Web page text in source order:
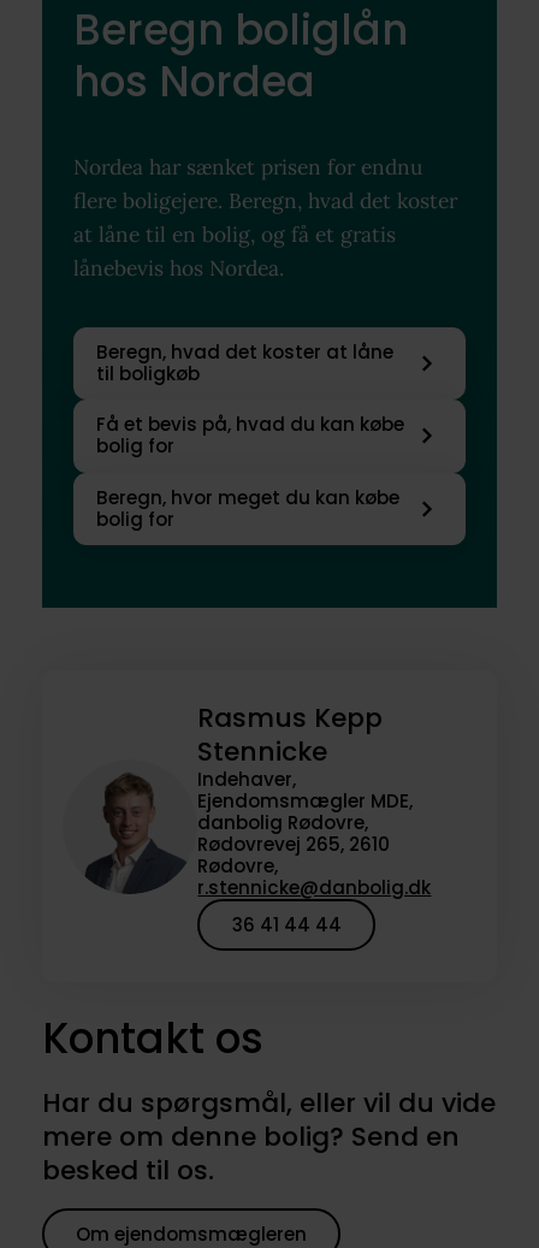
Beregn boliglån
hos Nordea
Nordea har sænket prisen for endnu
flere boligejere. Beregn, hvad det koster
at låne til en bolig, og få et gratis
lånebevis hos Nordea.
Beregn, hvad det koster at låne
til boligkøb
Få et bevis på, hvad du kan købe
bolig for
Beregn, hvor meget du kan købe
bolig for
Rasmus Kepp
Stennicke
Indehaver,
Ejendomsmægler MDE,
danbolig Rødovre,
Rødovrevej 265, 2610
Rødovre,
r.stennicke@danbolig.dk
36 41 44 44
Kontakt os
Har du spørgsmål, eller vil du vide
mere om denne bolig? Send en
besked til os.
Om ejendomsmægleren